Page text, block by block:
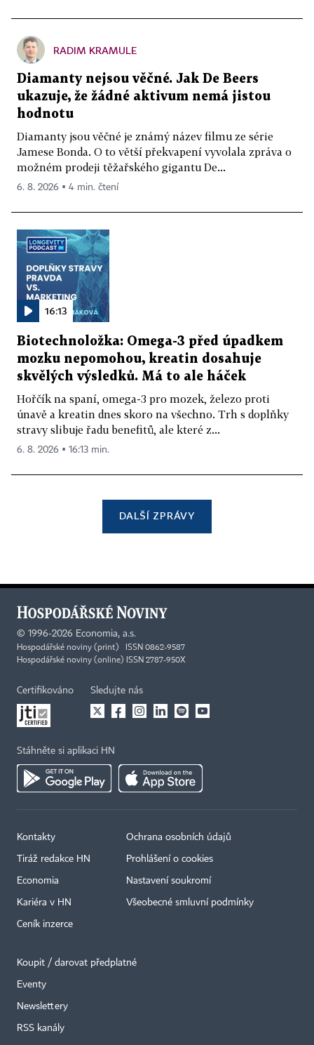
RADIM KRAMULE
Diamanty nejsou věčné. Jak De Beers
ukazuje, že žádné aktivum nemá jistou
hodnotu
Diamanty jsou věčné je známý název filmu ze série
Jamese Bonda. O to větší překvapení vyvolala zpráva o
možném prodeji těžařského gigantu De...
6. 8. 2026 ▪ 4 min. čtení
16:13
Biotechnoložka: Omega-3 před úpadkem
mozku nepomohou, kreatin dosahuje
skvělých výsledků. Má to ale háček
Hořčík na spaní, omega-3 pro mozek, železo proti
únavě a kreatin dnes skoro na všechno. Trh s doplňky
stravy slibuje řadu benefitů, ale které z...
6. 8. 2026 ▪ 16:13 min.
DALŠÍ ZPRÁVY
© 1996-2026 Economia, a.s.
Hospodářské noviny (print) ISSN 0862-9587
Hospodářské noviny (online) ISSN 2787-950X
Certifikováno Sledujte nás
Stáhněte si aplikaci HN
Kontakty
Tiráž redakce HN
Economia
Kariéra v HN
Ceník inzerce
Ochrana osobních údajů
Prohlášení o cookies
Nastavení soukromí
Všeobecné smluvní podmínky
Koupit / darovat předplatné
Eventy
Newslettery
RSS kanály